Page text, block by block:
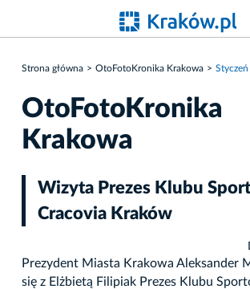
Strona główna OtoFotoKronika Krakowa
OtoFotoKronika
Krakowa
Wizyta Prezes Klubu
Cracovia Kraków
Prezydent Miasta Krakowa Aleksander
się z Elżbietą Filipiak Prezes Klubu